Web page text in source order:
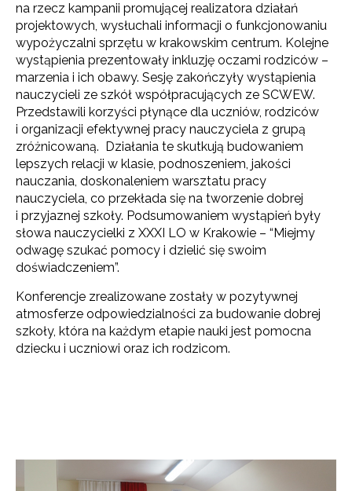
na rzecz kampanii promującej realizatora działań
projektowych, wysłuchali informacji o funkcjonowaniu
wypożyczalni sprzętu w krakowskim centrum. Kolejne
wystąpienia prezentowały inkluzję oczami rodziców –
marzenia i ich obawy. Sesję zakończyły wystąpienia
nauczycieli ze szkół współpracujących ze SCWEW.
Przedstawili korzyści płynące dla uczniów, rodziców
i organizacji efektywnej pracy nauczyciela z grupą
zróżnicowaną. Działania te skutkują budowaniem
lepszych relacji w klasie, podnoszeniem, jakości
nauczania, doskonaleniem warsztatu pracy
nauczyciela, co przekłada się na tworzenie dobrej
i przyjaznej szkoły. Podsumowaniem wystąpień były
słowa nauczycielki z XXXI LO w Krakowie – “Miejmy
odwagę szukać pomocy i dzielić się swoim
doświadczeniem”.
Konferencje zrealizowane zostały w pozytywnej
atmosferze odpowiedzialności za budowanie dobrej
szkoły, która na każdym etapie nauki jest pomocna
dziecku i uczniowi oraz ich rodzicom.